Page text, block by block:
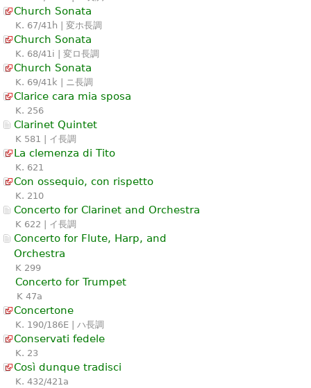
Church Sonata
K. 67/41h | 変ホ長調
Church Sonata
K. 68/41i | 変ロ長調
Church Sonata
K. 69/41k | ニ長調
Clarice cara mia sposa
K. 256
Clarinet Quintet
K 581 | イ長調
La clemenza di Tito
K. 621
Con ossequio, con rispetto
K. 210
Concerto for Clarinet and Orchestra
K 622 | イ長調
Concerto for Flute, Harp, and
Orchestra
K 299
Concerto for Trumpet
K 47a
Concertone
K. 190/186E | ハ長調
Conservati fedele
K. 23
Così dunque tradisci
K. 432/421a